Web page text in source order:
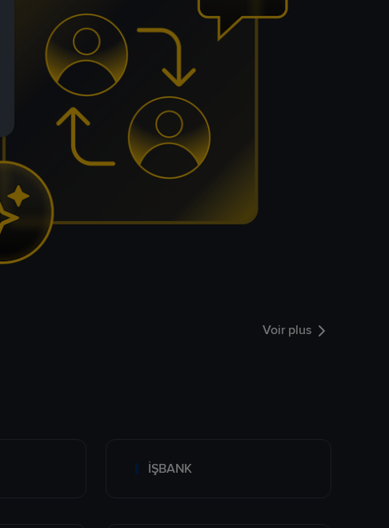
Voir plus
İŞBANK